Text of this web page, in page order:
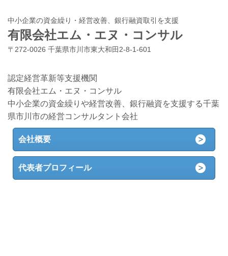
中小企業の資金繰り・経営改善、銀行融資取引を支援
有限会社エム・エヌ・コンサル
〒272-0026 千葉県市川市東大和田2-8-1-601
認定経営革新等支援機関
有限会社エム・エヌ・コンサル
中小企業の資金繰りや経営改善、銀行融資を支援する千葉
県市川市の経営コンサルタント会社
会社概要
代表者プロフィール